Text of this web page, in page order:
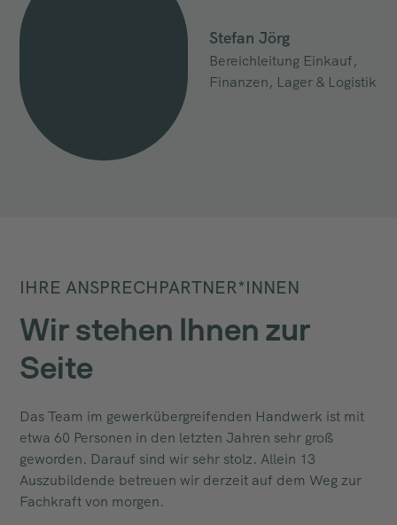
Stefan Jörg
Bereichleitung Einkauf,
Finanzen, Lager & Logistik
IHRE ANSPRECHPARTNER*INNEN
Wir stehen Ihnen zur
Seite
Das Team im gewerkübergreifenden Handwerk ist mit
etwa 60 Personen in den letzten Jahren sehr groß
geworden. Darauf sind wir sehr stolz. Allein 13
Auszubildende betreuen wir derzeit auf dem Weg zur
Fachkraft von morgen.